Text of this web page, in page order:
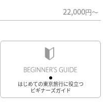
22,000円～
はじめての東京旅行に役立つ
ビギナーズガイド